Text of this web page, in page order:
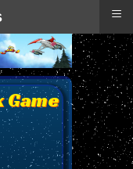
Game
≡